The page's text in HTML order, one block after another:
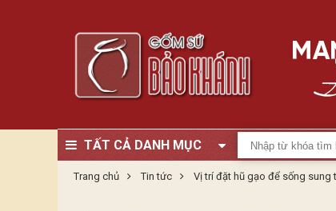
TẤT CẢ DANH MỤC
Trang chủ Tin tức Vị trí đặt hũ gạo để sống